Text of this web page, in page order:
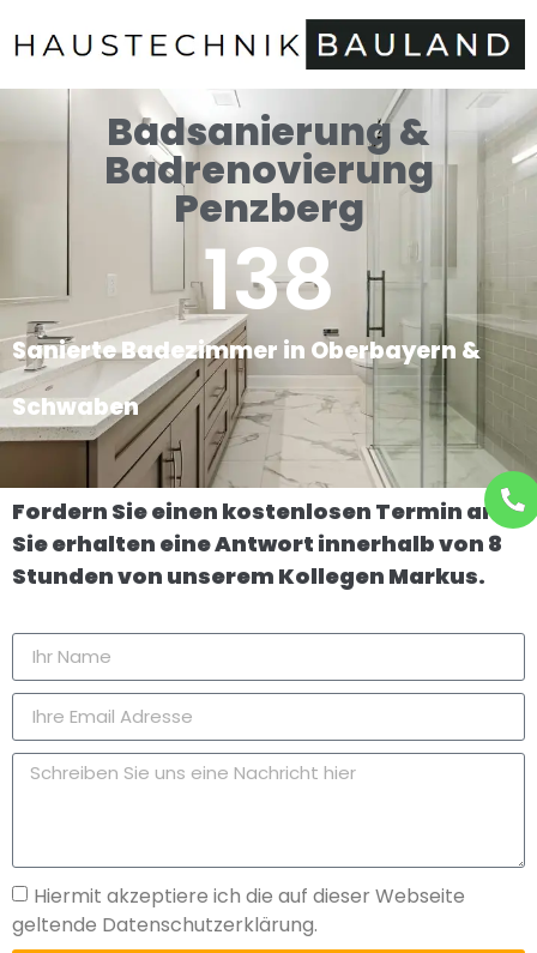
Badsanierung &
Badrenovierung
Penzberg
Sanierte Badezimmer in Oberbayern &
Schwaben
138
Fordern Sie einen kostenlosen Termin an.
Sie erhalten eine Antwort innerhalb von 8
Stunden von unserem Kollegen Markus.
Hiermit akzeptiere ich die auf dieser Webseite
geltende Datenschutzerklärung.